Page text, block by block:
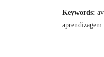
Keywords:
aprendizagem